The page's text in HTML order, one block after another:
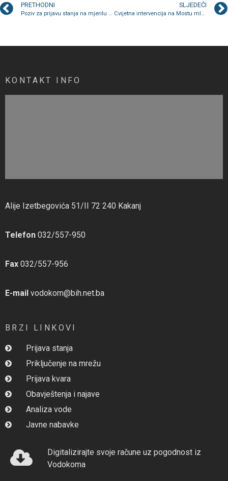
PRETHODNI
Poziv za prijavu stanja na mjerilu do 25. juna
SLJEDEĆI
Cvijetna intervencija na Mostu mladih i Mostu zlatnih ljiljana
KONTAKT INFO
Alije Izetbegovića 51/II 72 240 Kakanj
Telefon 032/557-950
Fax 032/557-956
E-mail vodokom@bih.net.ba
BRZI LINKOVI
Prijava stanja
Priključenje na mrežu
Prijava kvara
Obavještenja i najave
Analiza vode
Javne nabavke
Digitalizirajte svoje račune uz pogodnost iz
Vodokoma